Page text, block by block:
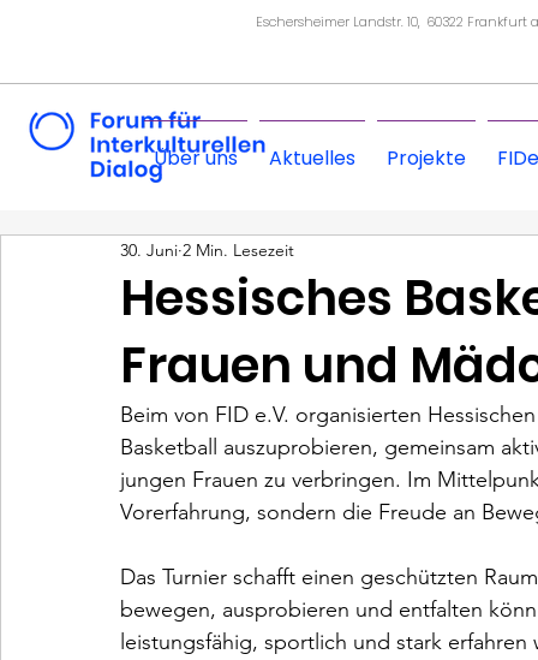
Eschersheimer Landstr. 10, 60322 Frankfurt
Über uns Aktuelles Projekte
Hessisches
Frauen und
30. Juni 2 Min. Lesezeit
Beim von FID e.V. organisierten
Basketball auszuprobieren, gemeinsam
jungen Frauen zu verbringen. Im
Vorerfahrung, sondern die Freude an
Das Turnier schafft einen geschützten
bewegen, ausprobieren und entfalten
leistungsfähig, sportlich und stark